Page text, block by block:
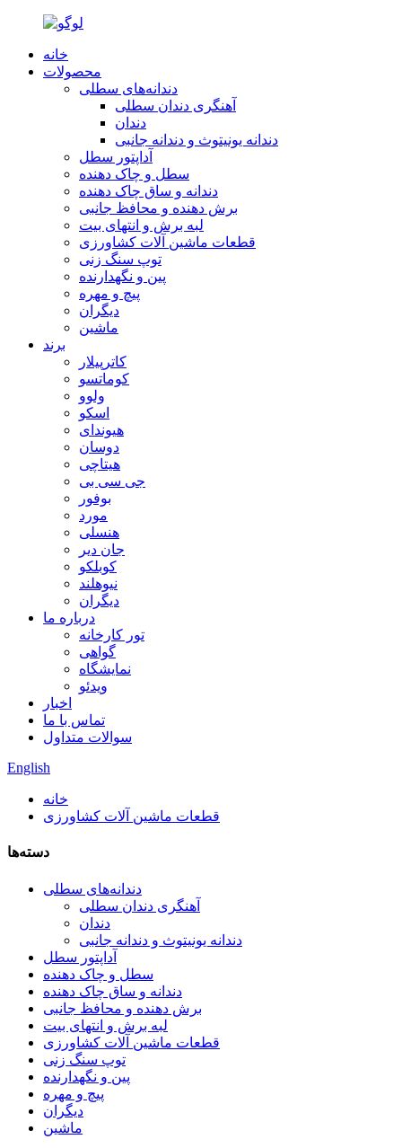
خانه
محصولات
دندانه‌های سطلی
آهنگری دندان سطلی
دندان
دندانه یونیتوث و دندانه جانبی
آداپتور سطل
سطل و چاک دهنده
دندانه و ساق چاک دهنده
برش دهنده و محافظ جانبی
لبه برش و انتهای بیت
قطعات ماشین آلات کشاورزی
توپ سنگ زنی
پین و نگهدارنده
پیچ و مهره
دیگران
ماشین
برند
کاترپیلار
کوماتسو
ولوو
اسکو
هیوندای
دوسان
هیتاچی
جی سی بی
بوفور
مورد
هنسلی
جان دیر
کوبلکو
نیوهلند
دیگران
درباره ما
تور کارخانه
گواهی
نمایشگاه
ویدئو
اخبار
تماس با ما
سوالات متداول
English
خانه
قطعات ماشین آلات کشاورزی
دسته‌ها
دندانه‌های سطلی
آهنگری دندان سطلی
دندان
دندانه یونیتوث و دندانه جانبی
آداپتور سطل
سطل و چاک دهنده
دندانه و ساق چاک دهنده
برش دهنده و محافظ جانبی
لبه برش و انتهای بیت
قطعات ماشین آلات کشاورزی
توپ سنگ زنی
پین و نگهدارنده
پیچ و مهره
دیگران
ماشین